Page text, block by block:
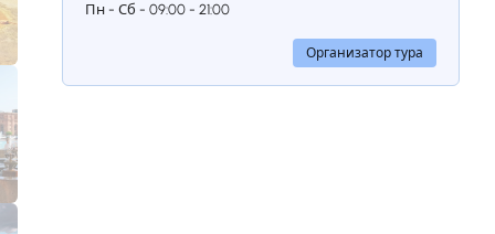
Пн - Сб - 09:00 - 21:00
Организатор тура